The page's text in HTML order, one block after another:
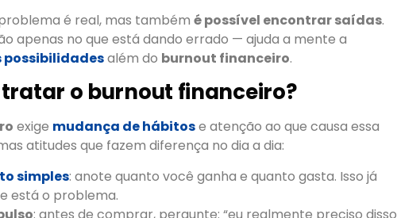
é real, mas tambémé possível encontrar saídas.
apenas no que está dando errado — ajuda a mente a
possibilidadesalém do burnout financeiro.
o burnout financeiro?
exige mudança de hábitose atenção ao que causa essa
atitudes que fazem diferença no dia a dia:
simples: anote quanto você ganha e quanto gasta. Isso já
está o problema.
: antes de comprar, pergunte: “eu realmente preciso disso